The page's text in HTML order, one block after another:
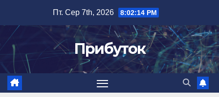
вмісту
Пт. Сер 7th, 2026 8:02:15 PM
Прибуток